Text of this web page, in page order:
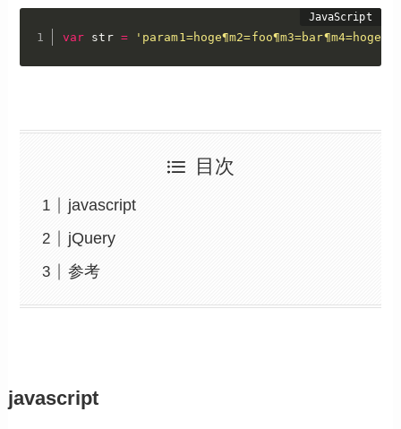
var str =
目次
javascript
jQuery
参考
javascript